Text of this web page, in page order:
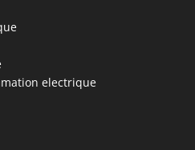
electrique